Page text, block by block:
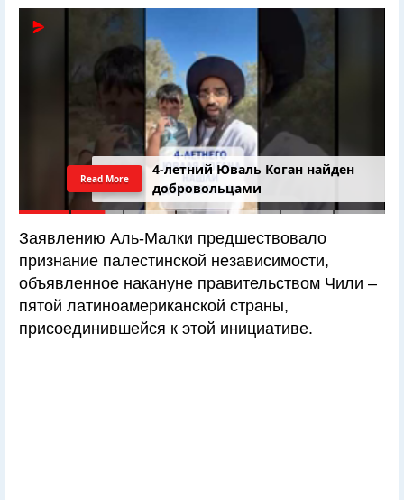
4-летний Юваль Коган найден
добровольцами
Read More
Заявлению Аль-Малки предшествовало
признание палестинской независимости,
объявленное накануне правительством Чили –
пятой латиноамериканской страны,
присоединившейся к этой инициативе.